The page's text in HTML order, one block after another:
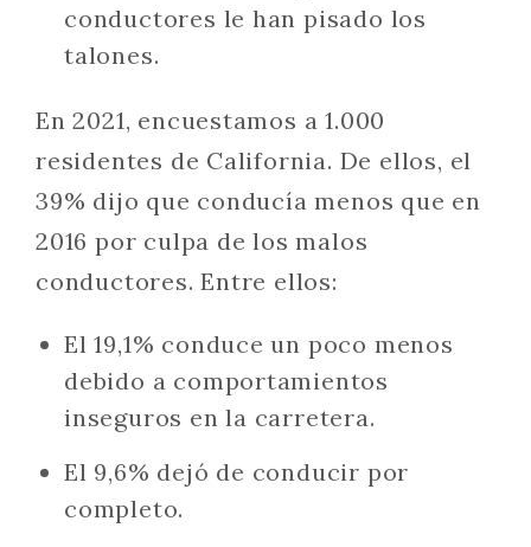
conductores le han pisado los
talones.
En 2021, encuestamos a 1.000
residentes de California. De ellos, el
39% dijo que conducía menos que en
2016 por culpa de los malos
conductores. Entre ellos:
El 19,1% conduce un poco menos
debido a comportamientos
inseguros en la carretera.
El 9,6% dejó de conducir por
completo.